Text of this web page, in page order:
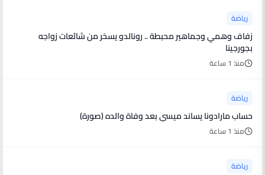
رياضة
زفاف وهمي وجماهير محبطة .. رونالدو يسخر من شائعات زواجه
بجورجينا
منذ 1 ساعة
رياضة
حساب مارادونا يساند ميسي بعد وفاة والده (صورة)
منذ 1 ساعة
رياضة